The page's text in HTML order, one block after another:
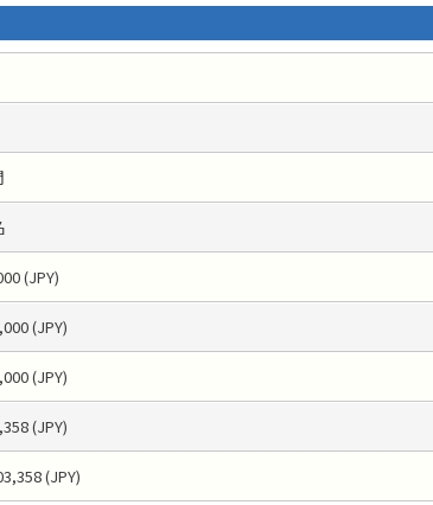
(JPY)
(JPY)
(JPY)
(JPY)
(JPY)